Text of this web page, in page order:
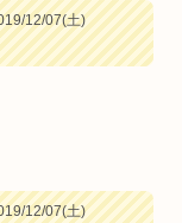
12/07(土)
12/07(土)